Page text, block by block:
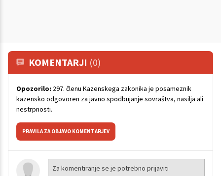
KOMENTARJI (0)
Opozorilo: 297. členu Kazenskega zakonika je posameznik
kazensko odgovoren za javno spodbujanje sovraštva, nasilja ali
nestrpnosti.
PRAVILA ZA OBJAVO KOMENTARJEV